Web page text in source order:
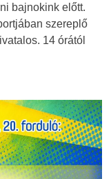
bajnokink előtt.
szereplő
14 órától